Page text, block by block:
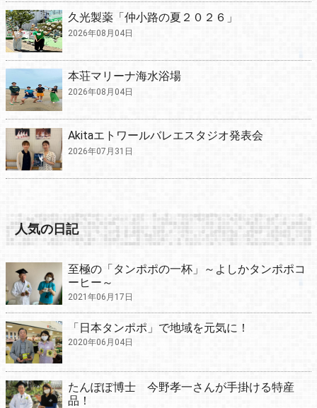
久光製薬「仲小路の夏２０２６」
2026年08月04日
本荘マリーナ海水浴場
2026年08月04日
Akitaエトワールバレエスタジオ発表会
2026年07月31日
人気の日記
至極の「タンポポの一杯」～よしかタンポポコ
ーヒー～
2021年06月17日
「日本タンポポ」で地域を元気に！
2020年06月04日
たんぽぽ博士 今野孝一さんが手掛ける特産
品！